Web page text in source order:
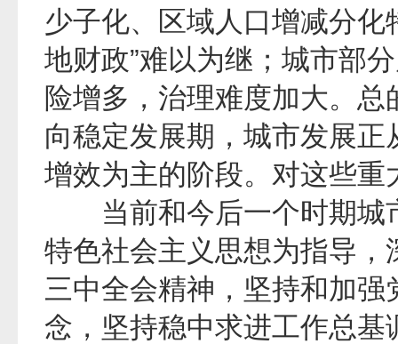
少子化、区域人口增减分化
地财政”难以为继；城市部
险增多，治理难度加大。
向稳定发展期，城市发展
增效为主的阶段。对这些
当前和今后一个时期城
特色社会主义思想为指导
三中全会精神，坚持和加
念，坚持稳中求进工作总